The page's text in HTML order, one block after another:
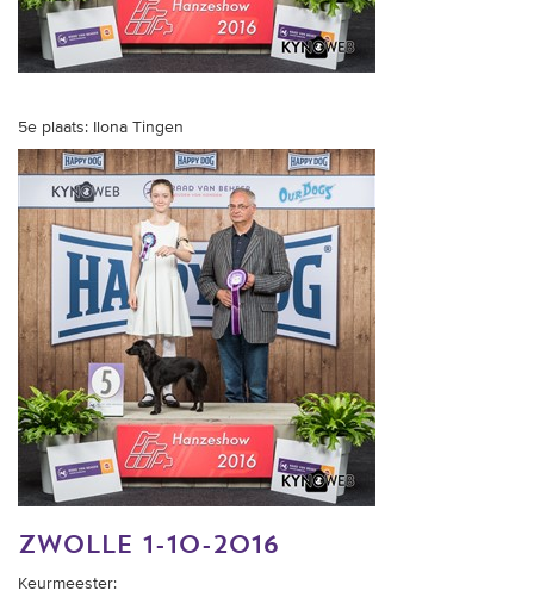
5e plaats: Ilona Tingen
zwolle 1-10-2016
Keurmeester: